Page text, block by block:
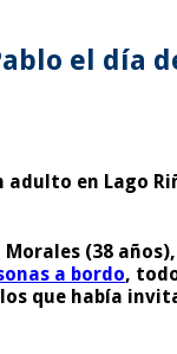
el día
en Lago
Morales (38
a bordo,
que había